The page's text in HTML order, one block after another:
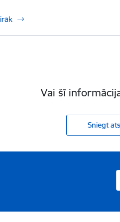
Vai šī
Sniegt